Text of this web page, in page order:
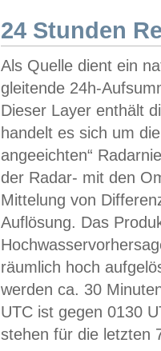
24 Stunden
Als Quelle dient ein
gleitende 24h-
Dieser Layer enthält
handelt es sich um
angeeichten“
der Radar- mit den
Mittelung von
Auflösung. Das
räumlich hoch
werden ca. 30
UTC ist gegen 0130
stehen für die letzten